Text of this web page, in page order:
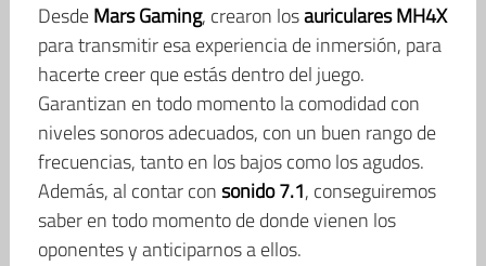
DesdeMars Gaming, crearon losauriculares MH4X
para transmitir esa experiencia de inmersión, para
hacerte creer que estás dentro del juego.
Garantizan en todo momento la comodidad con
niveles sonoros adecuados, con un buen rango de
frecuencias, tanto en los bajos como los agudos.
Además, al contar consonido 7.1, conseguiremos
saber en todo momento de donde vienen los
oponentes y anticiparnos a ellos.